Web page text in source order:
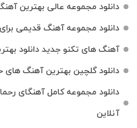
دانلود مجموعه عالی بهترین
دانلود مجموعه آهنگ قدیمی
آهنگ های تکنو جدید دانلود
دانلود گلچین بهترین آهنگ
دانلود مجموعه کامل آهنگای
آنلاین